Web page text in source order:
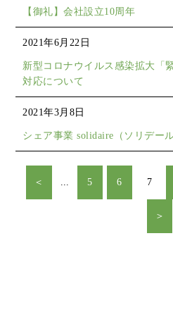
【御礼】会社設立10周年
2021年6月22日
新型コロナウイルス感染拡大「
対応について
2021年3月8日
シェア事業 solidaire（ソリデー
＜ ... 5 6 7
＞